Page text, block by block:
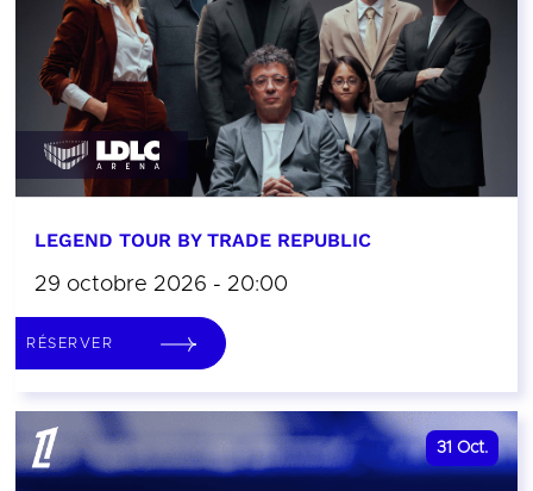
LEGEND TOUR BY TRADE REPUBLIC
29 octobre 2026 - 20:00
RÉSERVER
31 Oct.